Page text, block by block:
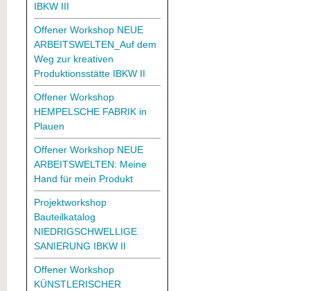
IBKW III
Offener Workshop NEUE
ARBEITSWELTEN_Auf dem
Weg zur kreativen
Produktionsstätte IBKW II
Offener Workshop
HEMPELSCHE FABRIK in
Plauen
Offener Workshop NEUE
ARBEITSWELTEN: Meine
Hand für mein Produkt
Projektworkshop
Bauteilkatalog
NIEDRIGSCHWELLIGE
SANIERUNG IBKW II
Offener Workshop
KÜNSTLERISCHER